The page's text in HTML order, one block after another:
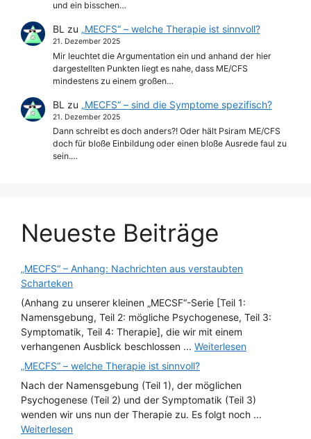
und ein bisschen…
BL zu „MECFS“ – welche Therapie ist sinnvoll?
21. Dezember 2025
Mir leuchtet die Argumentation ein und anhand der hier
dargestellten Punkten liegt es nahe, dass ME/CFS
mindestens zu einem großen…
BL zu „MECFS“ – sind die Symptome spezifisch?
21. Dezember 2025
Dann schreibt es doch anders?! Oder hält Psiram ME/CFS
doch für bloße Einbildung oder einen bloße Ausrede faul zu
sein.…
Neueste Beiträge
„MECFS“ – Anhang: Nachrichten aus verstaubten
Scharteken
(Anhang zu unserer kleinen „MECSF“-Serie [Teil 1:
Namensgebung, Teil 2: mögliche Psychogenese, Teil 3:
Symptomatik, Teil 4: Therapie], die wir mit einem
verhangenen Ausblick beschlossen ... Weiterlesen
„MECFS“ – welche Therapie ist sinnvoll?
Nach der Namensgebung (Teil 1), der möglichen
Psychogenese (Teil 2) und der Symptomatik (Teil 3)
wenden wir uns nun der Therapie zu. Es folgt noch ...
Weiterlesen